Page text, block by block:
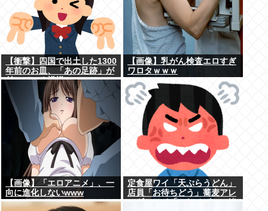
【衝撃】四国で出土した1300
年前のお皿、「あの足跡」が
付いている模様www
【画像】乳がん検査エロすぎ
ワロタｗｗｗ
【画像】「エロアニメ」、一
向に進化しないwww
定食屋ワイ「天ぷらうどん」
店員「お待ちどう」蕎麦アレ